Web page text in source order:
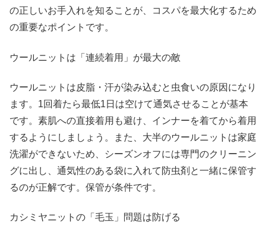
の正しいお手入れを知ることが、コスパを最大化するため
の重要なポイントです。
ウールニットは「連続着用」が最大の敵
ウールニットは皮脂・汗が染み込むと虫食いの原因になり
ます。1回着たら最低1日は空けて通気させることが基本
です。素肌への直接着用も避け、インナーを着てから着用
するようにしましょう。また、大半のウールニットは家庭
洗濯ができないため、シーズンオフには専門のクリーニン
グに出し、通気性のある袋に入れて防虫剤と一緒に保管す
るのが正解です。保管が条件です。
カシミヤニットの「毛玉」問題は防げる